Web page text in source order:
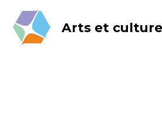
content
Arts et culture